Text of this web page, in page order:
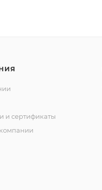
и сертификаты